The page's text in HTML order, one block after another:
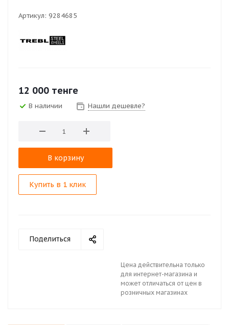
Артикул: 9284685
12 000 тенге
В наличии Нашли дешевле?
В корзину
Купить в 1 клик
Поделиться
Цена действительна только
для интернет-магазина и
может отличаться от цен в
розничных магазинах